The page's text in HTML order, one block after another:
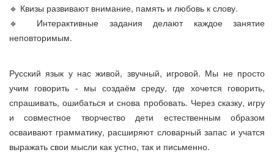
🔹 Квизы развивают внимание, память и любовь к слову.
🔹 Интерактивные задания делают каждое занятие
неповторимым.
Русский язык у нас живой, звучный, игровой. Мы не просто
учим говорить - мы создаём среду, где хочется говорить,
спрашивать, ошибаться и снова пробовать. Через сказку, игру
и совместное творчество дети естественным образом
осваивают грамматику, расширяют словарный запас и учатся
выражать свои мысли как устно, так и письменно.